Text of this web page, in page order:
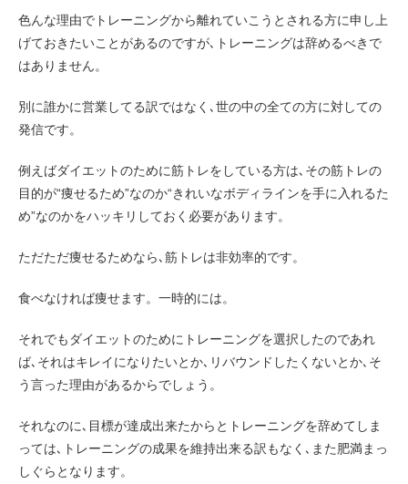
色んな理由でトレーニングから離れていこうとされる方に申し上
げておきたいことがあるのですが､トレーニングは辞めるべきで
はありません。
別に誰かに営業してる訳ではなく､世の中の全ての方に対しての
発信です。
例えばダイエットのために筋トレをしている方は､その筋トレの
目的が“痩せるため”なのか“きれいなボディラインを手に入れるた
め”なのかをハッキリしておく必要があります。
ただただ痩せるためなら､筋トレは非効率的です。
食べなければ痩せます。一時的には。
それでもダイエットのためにトレーニングを選択したのであれ
ば､それはキレイになりたいとか､リバウンドしたくないとか､そ
う言った理由があるからでしょう。
それなのに､目標が達成出来たからとトレーニングを辞めてしま
っては､トレーニングの成果を維持出来る訳もなく､また肥満まっ
しぐらとなります。